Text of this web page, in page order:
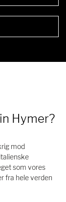
Hymer?
mod
som vores
fra hele verden